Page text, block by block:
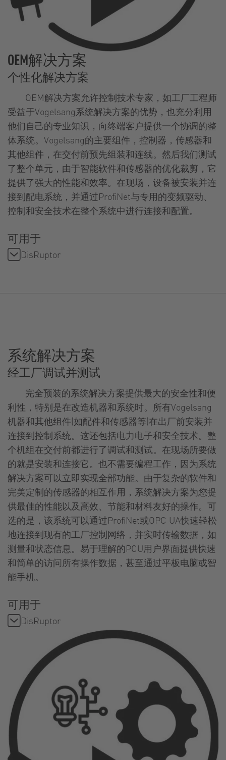
OEM解决方案
个性化解决方案
OEM解决方案允许控制技术专家，如工厂工程师
受益于Vogelsang系统解决方案的优势，也充分利用
他们自己的专业知识，向终端客户提供一个协调的整
体系统。Vogelsang的主要组件，控制器，传感器和
其他组件，在交付前预先组装和连线。然后我们测试
了整个单元，由于智能软件和传感器的优化裁剪，它
提供了强大的性能和效率。在现场，设备被安装并连
接到配电系统，并通过ProfiNet与专用的变频驱动、
控制和安全技术在整个系统中进行连接和配置。
可用于
DisRuptor
系统解决方案
经工厂调试并测试
完全预装的系统解决方案提供最大的安全性和便
利性，特别是在改造机器和系统时。所有Vogelsang
机器和其他组件(如配件和传感器等)在出厂前安装并
连接到控制系统。这还包括电力电子和安全技术。整
个机组在交付前都进行了调试和测试。在现场所要做
的就是安装和连接它。也不需要编程工作，因为系统
解决方案可以立即实现全部功能。由于复杂的软件和
完美定制的传感器的相互作用，系统解决方案为您提
供最佳的性能以及高效、节能和材料友好的操作。可
选的是，该系统可以通过ProfiNet或OPC UA快速轻松
地连接到现有的工厂控制网络，并实时传输数据，如
测量和状态信息。易于理解的PCU用户界面提供快速
和简单的访问所有操作数据，甚至通过平板电脑或智
能手机。
可用于
DisRuptor